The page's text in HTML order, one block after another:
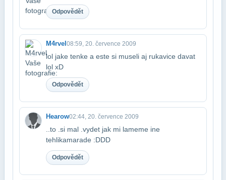
Odpovědět
M4rvel08:59, 20. července 2009
lol jake tenke a este si museli aj rukavice davat
lol xD
Odpovědět
Hearow02:44, 20. července 2009
..to .si mal .vydet jak mi lameme ine
tehlikamarade :DDD
Odpovědět